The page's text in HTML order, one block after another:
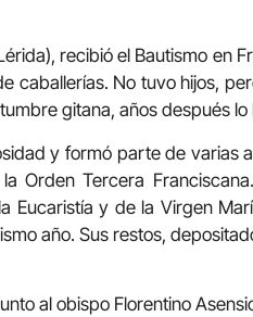
recibió el Bautismo en
caballerías. No tuvo hijos,
gitana, años después lo
y formó parte de varias
Orden Tercera
Eucaristía y de la Virgen
año. Sus restos,
al obispo Florentino